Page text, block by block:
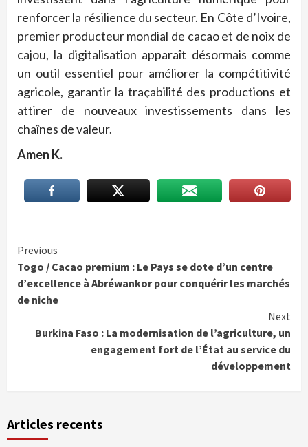
renforcer la résilience du secteur. En Côte d’Ivoire,
premier producteur mondial de cacao et de noix de
cajou, la digitalisation apparaît désormais comme
un outil essentiel pour améliorer la compétitivité
agricole, garantir la traçabilité des productions et
attirer de nouveaux investissements dans les
chaînes de valeur.
Amen K.
Continue
Reading
Previous
Togo / Cacao premium : Le Pays se dote d’un centre
d’excellence à Abréwankor pour conquérir les marchés
de niche
Next
Burkina Faso : La modernisation de l’agriculture, un
engagement fort de l’État au service du
développement
Articles recents